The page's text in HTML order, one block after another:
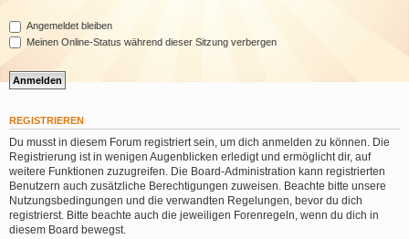
Angemeldet bleiben
Meinen Online-Status während dieser Sitzung verbergen
REGISTRIEREN
Du musst in diesem Forum registriert sein, um dich anmelden zu können. Die
Registrierung ist in wenigen Augenblicken erledigt und ermöglicht dir, auf
weitere Funktionen zuzugreifen. Die Board-Administration kann registrierten
Benutzern auch zusätzliche Berechtigungen zuweisen. Beachte bitte unsere
Nutzungsbedingungen und die verwandten Regelungen, bevor du dich
registrierst. Bitte beachte auch die jeweiligen Forenregeln, wenn du dich in
diesem Board bewegst.